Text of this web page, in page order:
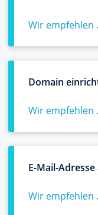
Wir empfehlen
Domain
Wir empfehlen
E-Mail-
Wir empfehlen